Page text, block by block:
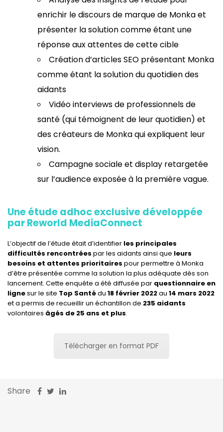
enrichir le discours de marque de Monka et
présenter la solution comme étant une
réponse aux attentes de cette cible
Création d’articles SEO présentant Monka
comme étant la solution du quotidien des
aidants
Vidéo interviews de professionnels de
santé (qui témoignent de leur quotidien) et
des créateurs de Monka qui expliquent leur
vision.
Campagne sociale et display retargetée
sur l’audience exposée à la première vague.
Une étude adhoc exclusive développée
par Reworld MediaConnect
L’objectif de l’étude était d’identifier les principales
difficultés rencontrées par les aidants ainsi que leurs
besoins et attentes prioritaires pour permettre à Monka
d’être présentée comme la solution la plus adéquate dès son
lancement. Cette enquête a été diffusée par questionnaire en
lignesur le site Top Santédu 18 février 2022au 14 mars 2022
et a permis de recueillir un échantillon de 235 aidants
volontaires âgés de 25 ans et plus.
Télécharger en format PDF
Share